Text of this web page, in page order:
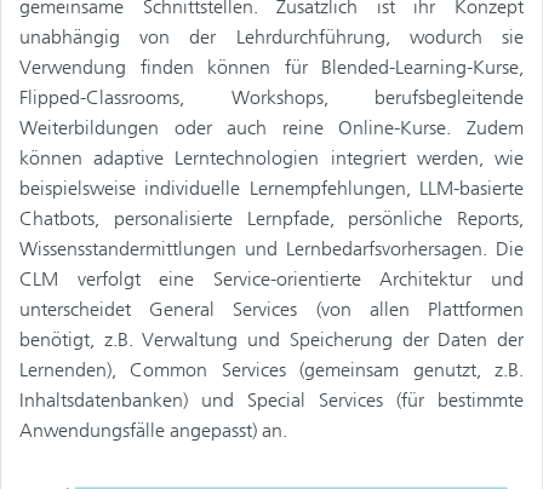
gemeinsame Schnittstellen. Zusätzlich ist ihr Konzept
unabhängig von der Lehrdurchführung, wodurch sie
Verwendung finden können für Blended-Learning-Kurse,
Flipped-Classrooms, Workshops, berufsbegleitende
Weiterbildungen oder auch reine Online-Kurse. Zudem
können adaptive Lerntechnologien integriert werden, wie
beispielsweise individuelle Lernempfehlungen, LLM-basierte
Chatbots, personalisierte Lernpfade, persönliche Reports,
Wissensstandermittlungen und Lernbedarfsvorhersagen. Die
CLM verfolgt eine Service-orientierte Architektur und
unterscheidet General Services (von allen Plattformen
benötigt, z.B. Verwaltung und Speicherung der Daten der
Lernenden), Common Services (gemeinsam genutzt, z.B.
Inhaltsdatenbanken) und Special Services (für bestimmte
Anwendungsfälle angepasst) an.